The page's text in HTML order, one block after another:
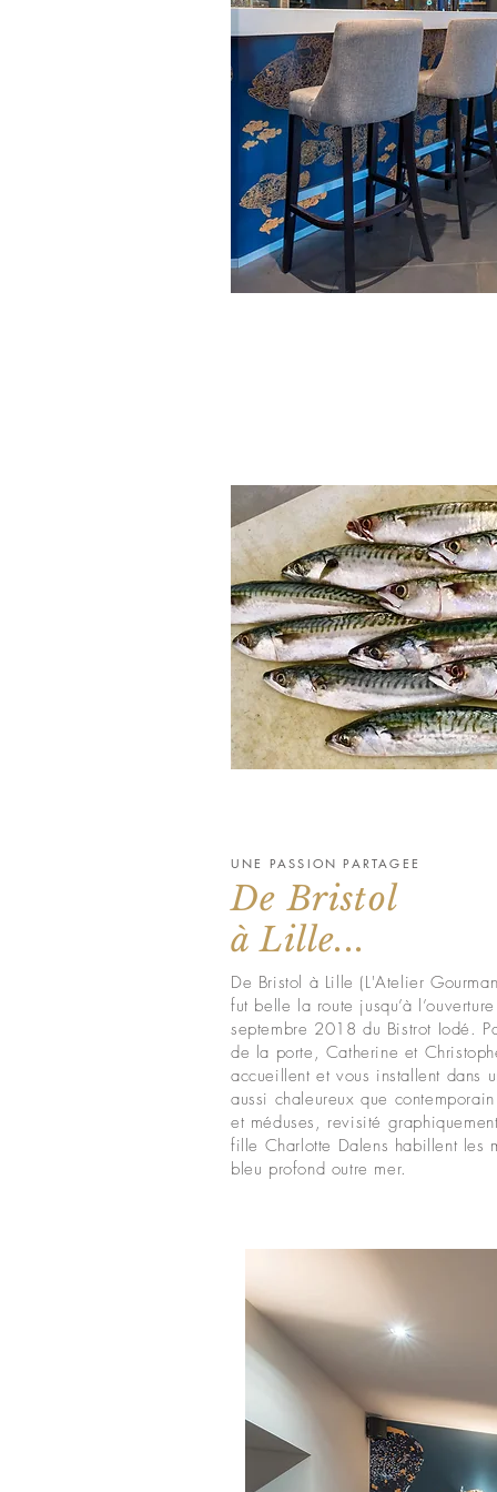
UNE PASSION PARTAGEE
De Bristol
à Lille...
De Bristol à Lille (L'Atelier
fut belle la route jusqu’à
septembre 2018 du Bistrot Iodé.
de la porte, Catherine et
accueillent et vous installent dans
aussi chaleureux que
et méduses, revisité
fille Charlotte Dalens habillent les
bleu profond outre mer.